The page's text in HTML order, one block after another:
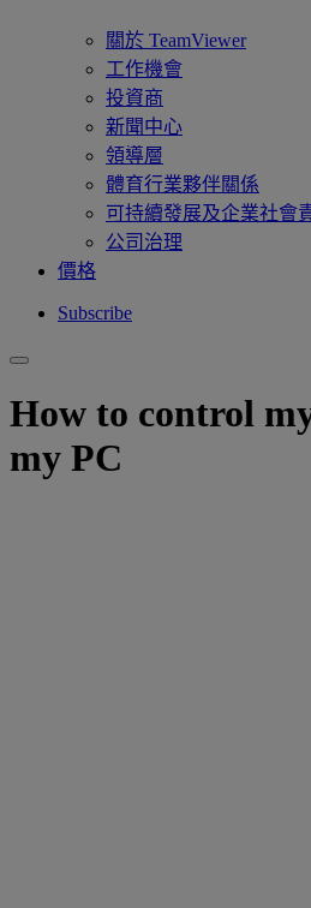
關於 TeamViewer
工作機會
投資商
新聞中心
領導層
體育行業夥伴關係
可持續發展及企業社會
公司治理
價格
Subscribe
How to control
my PC